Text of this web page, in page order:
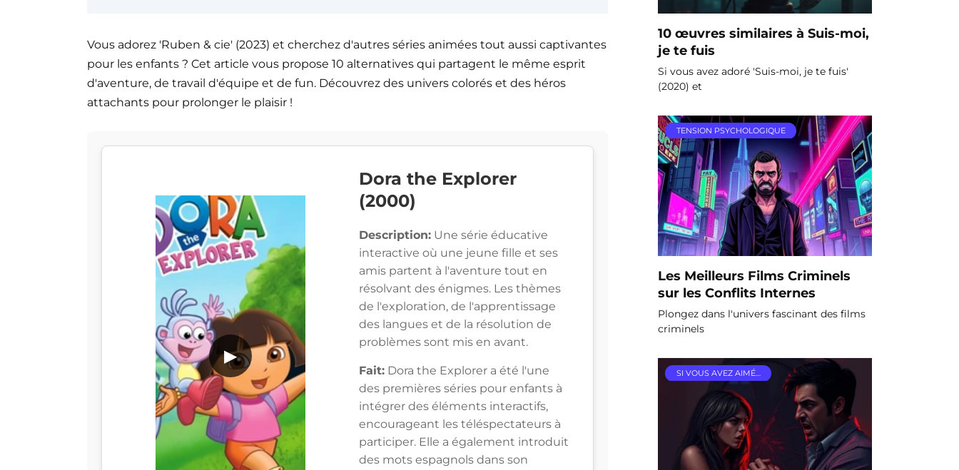
Vous adorez 'Ruben & cie' (2023) et cherchez d'autres séries animées tout aussi captivantes
pour les enfants ? Cet article vous propose 10 alternatives qui partagent le même esprit
d'aventure, de travail d'équipe et de fun. Découvrez des univers colorés et des héros
attachants pour prolonger le plaisir !
▶
Dora the Explorer
(2000)
Description: Une série éducative
interactive où une jeune fille et ses
amis partent à l'aventure tout en
résolvant des énigmes. Les thèmes
de l'exploration, de l'apprentissage
des langues et de la résolution de
problèmes sont mis en avant.
Fait: Dora the Explorer a été l'une
des premières séries pour enfants à
intégrer des éléments interactifs,
encourageant les téléspectateurs à
participer. Elle a également introduit
des mots espagnols dans son
10 œuvres similaires à Suis-moi,
je te fuis
Si vous avez adoré 'Suis-moi, je te fuis'
(2020) et
TENSION PSYCHOLOGIQUE
Les Meilleurs Films Criminels
sur les Conflits Internes
Plongez dans l'univers fascinant des films
criminels
SI VOUS AVEZ AIMÉ…